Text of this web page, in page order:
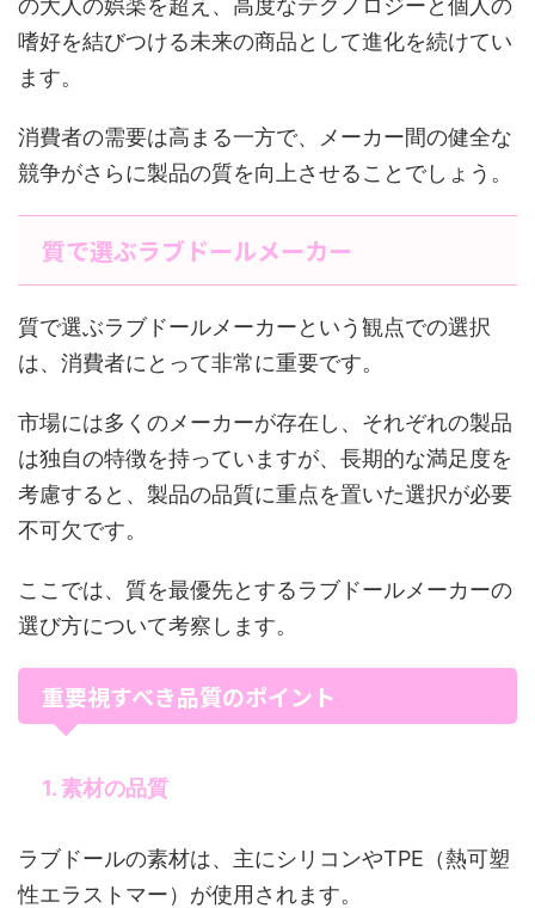
の大人の娯楽を超え、高度なテクノロジーと個人の
嗜好を結びつける未来の商品として進化を続けてい
ます。
消費者の需要は高まる一方で、メーカー間の健全な
競争がさらに製品の質を向上させることでしょう。
質で選ぶラブドールメーカー
質で選ぶラブドールメーカーという観点での選択
は、消費者にとって非常に重要です。
市場には多くのメーカーが存在し、それぞれの製品
は独自の特徴を持っていますが、長期的な満足度を
考慮すると、製品の品質に重点を置いた選択が必要
不可欠です。
ここでは、質を最優先とするラブドールメーカーの
選び方について考察します。
重要視すべき品質のポイント
1. 素材の品質
ラブドールの素材は、主にシリコンやTPE（熱可塑
性エラストマー）が使用されます。